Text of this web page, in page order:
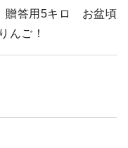
答用5キロ お盆頃
んご！